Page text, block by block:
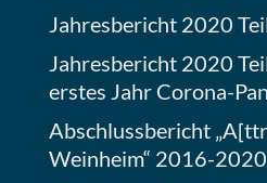
Jahresbericht 2020
Jahresbericht 2020
erstes Jahr Corona-
Abschlussbericht
Weinheim“ 2016-2020